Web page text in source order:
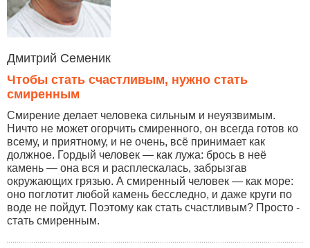
Дмитрий Семеник
Чтобы стать счастливым, нужно стать
смиренным
Смирение делает человека сильным и неуязвимым.
Ничто не может огорчить смиренного, он всегда готов ко
всему, и приятному, и не очень, всё принимает как
должное. Гордый человек — как лужа: брось в неё
камень — она вся и расплескалась, забрызгав
окружающих грязью. А смиренный человек — как море:
оно поглотит любой камень бесследно, и даже круги по
воде не пойдут. Поэтому как стать счастливым? Просто -
стать смиренным.